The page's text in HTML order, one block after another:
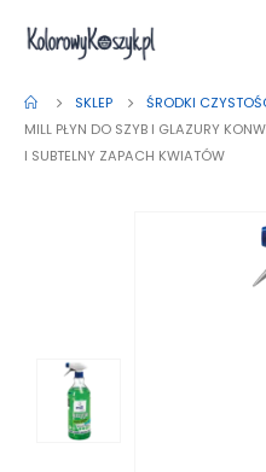
SKLEP ŚRODKI
MILL PŁYN DO SZYB I GLAZURY
I SUBTELNY ZAPACH KWIATÓW